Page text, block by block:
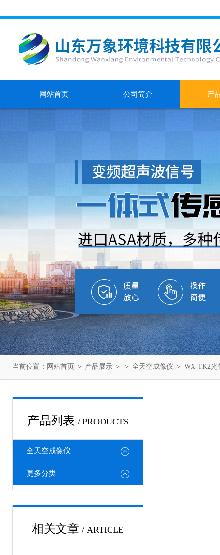
网站首页 公司简介 产
当前位置： 网站首页 ＞ 产品展示 ＞ ＞ 全天空成像仪 ＞ WX-TK2
产品列表 / PRODUCTS
全天空成像仪
更多分类
相关文章 / ARTICLE